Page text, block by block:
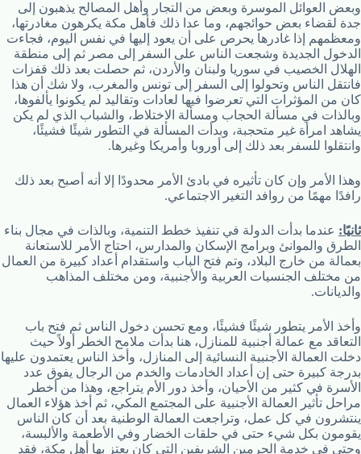
وبعض العوائل الموسرة وبعض من التجار وأهل المصالح يذهبون إلى
جدة لقضاء بعض حوائجهم، وما عدا ذلك فأهل مكة يكرهون مغادرتها،
ومعظمهم إذا غادرها يحرص على أن يعود إليها في نفس اليوم، فجاءت
الدخول الجديدة وشجعت الناس على السفر إلى مصر ثم إلى منطقة
الهلال الخصيب في سوريا ولبنان والأردن، ثم حصلت بعد ذلك قفزات
فانتقل الناس وتحولوا إلى السفر إلى تونس والمغرب، ولا شك أن هذا
كان من المؤثرات التي تعرضوا فيها لعادات وتقاليد لم يكونوا يألفوها،
وبالذات في مسألة الحجاب ومسألة الاختلاط، والشباب الذي لم يكن
يشاهد امرأة غير متحجبة، وبدأت المسألة في التطور شيئًا فشيئًا،
وانتقلوا للسفر بعد ذلك إلى أوروبا وأمريكا وغيرها.
وهذا الأمر وإن كان تأثيره في بادئ الأمر محدودًا إلا أنه أصبح بعد ذلك
رافدًا مهمًا من روافد التغير الاجتماعي.
ثانيًا: عندما بدأت الدولة في تنفيذ خطط التنمية، وبالذات في مجال بناء
الطرق والموانئ وبرامج الإسكان والمدارس، احتاج الأمر للاستعانة
بعمالة من خارج البلاد، وتم فتح الباب واستقدام أعداد كبيرة من العمال
من مختلف الجنسيات العربية والأجنبية، ومن مختلف المذاهب
والديانات.
وأخذ الأمر يتطور شيئًا فشيئًا، ومع تحسن دخول الناس ثم فتح باب
التعاقد مع عمالة أجنبية للمنازل، هنا بدأت ملامح الخطر أولاً حيث
دخلت العمالة الأجنبية النسائية إلى المنازل، وأخذ الناس يعتمدون عليها
بدرجة كبيرة حتى إن أعداد الخادمات والخدم من الرجال يفوق عدد
الأسرة في كثير من الأحيان، وأخذ دور الأم يتراجع، وهذا من أخطر
مراحل تأثير العمالة الأجنبية على المجتمع المكي، ثم أخذ هؤلاء العمال
ينتشرون في كل عمل، وتراجعت العمالة الوطنية بعد أن كان الناس
يقومون بكل شيء حتى في حلقات الخضار وفي الأطعمة والألبسة،
وحتى في خدمة الحرمين الشريفين التي كان يعتز بها أهل مكة، فقد